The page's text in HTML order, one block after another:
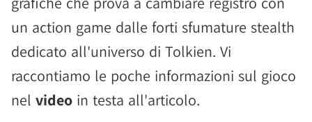
un action game dalle forti sfumature stealth
dedicato all'universo di Tolkien. Vi
raccontiamo le poche informazioni sul gioco
nel video in testa all'articolo.